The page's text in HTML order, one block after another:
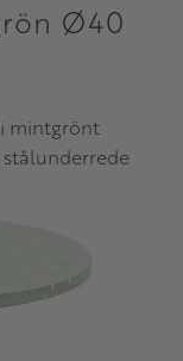
Ø40
mintgrönt